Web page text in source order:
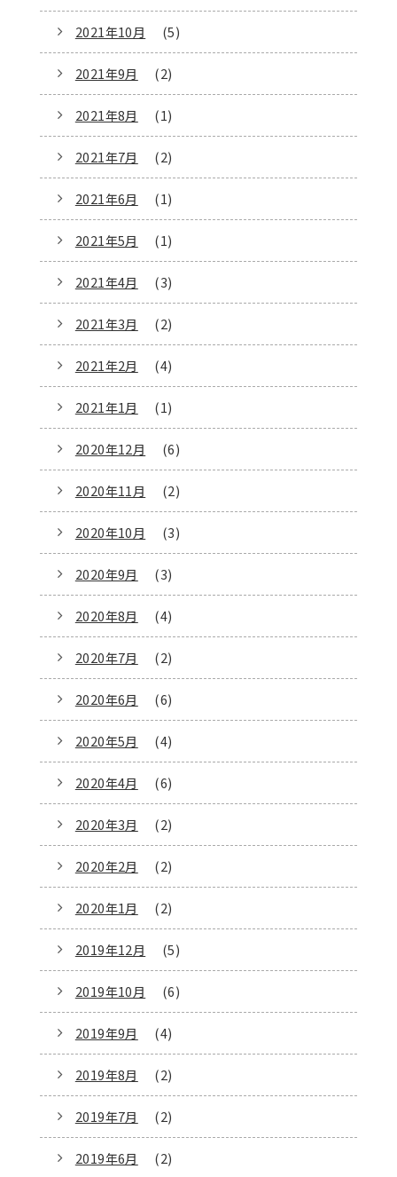
2021年10月 (5)
2021年9月 (2)
2021年8月 (1)
2021年7月 (2)
2021年6月 (1)
2021年5月 (1)
2021年4月 (3)
2021年3月 (2)
2021年2月 (4)
2021年1月 (1)
2020年12月 (6)
2020年11月 (2)
2020年10月 (3)
2020年9月 (3)
2020年8月 (4)
2020年7月 (2)
2020年6月 (6)
2020年5月 (4)
2020年4月 (6)
2020年3月 (2)
2020年2月 (2)
2020年1月 (2)
2019年12月 (5)
2019年10月 (6)
2019年9月 (4)
2019年8月 (2)
2019年7月 (2)
2019年6月 (2)